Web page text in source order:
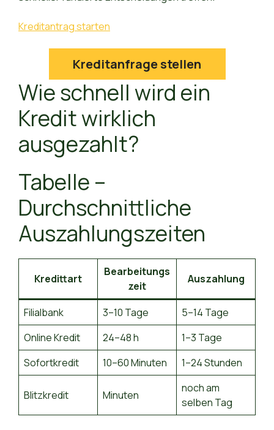
Kreditantrag starten
Kreditanfrage stellen
Wie schnell wird ein
Kredit wirklich
ausgezahlt?
Tabelle –
Durchschnittliche
Auszahlungszeiten
Kredittart
Bearbeitungs
zeit
Auszahlung
Filialbank 3–10 Tage
5–14 Tage
Online Kredit
24–48 h
1–3 Tage
Sofortkredit
10–60 Minuten 1–24 Stunden
Blitzkredit Minuten
noch am
selben Tag